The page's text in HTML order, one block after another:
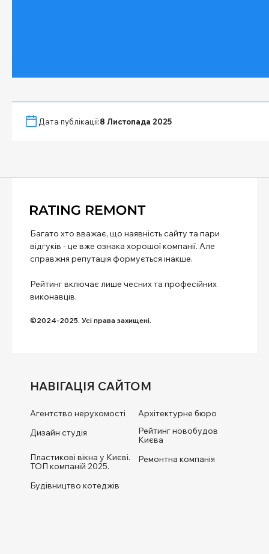
Дата публікації:8 Листопада 2025
Багато хто вважає, що наявність сайту та пари
відгуків - це вже ознака хорошої компанії. Але
справжня репутація формується інакше.
Рейтинг включає лише чесних та професійних
виконавців.
©2024-2025. Усі права захищені.
НАВІГАЦІЯ САЙТОМ
Агентство нерухомості
Архітектурне бюро
Дизайн студія
Рейтинг новобудов
Києва
Пластикові вікна у Києві.
ТОП компаній 2025.
Ремонтна компанія
Будівництво котеджів